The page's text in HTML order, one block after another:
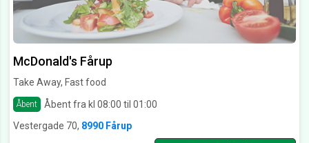
McDonald's Fårup
Take Away, Fast food
Åbent
Åbent fra kl 08:00 til 01:00
Vestergade 70, 8990 Fårup